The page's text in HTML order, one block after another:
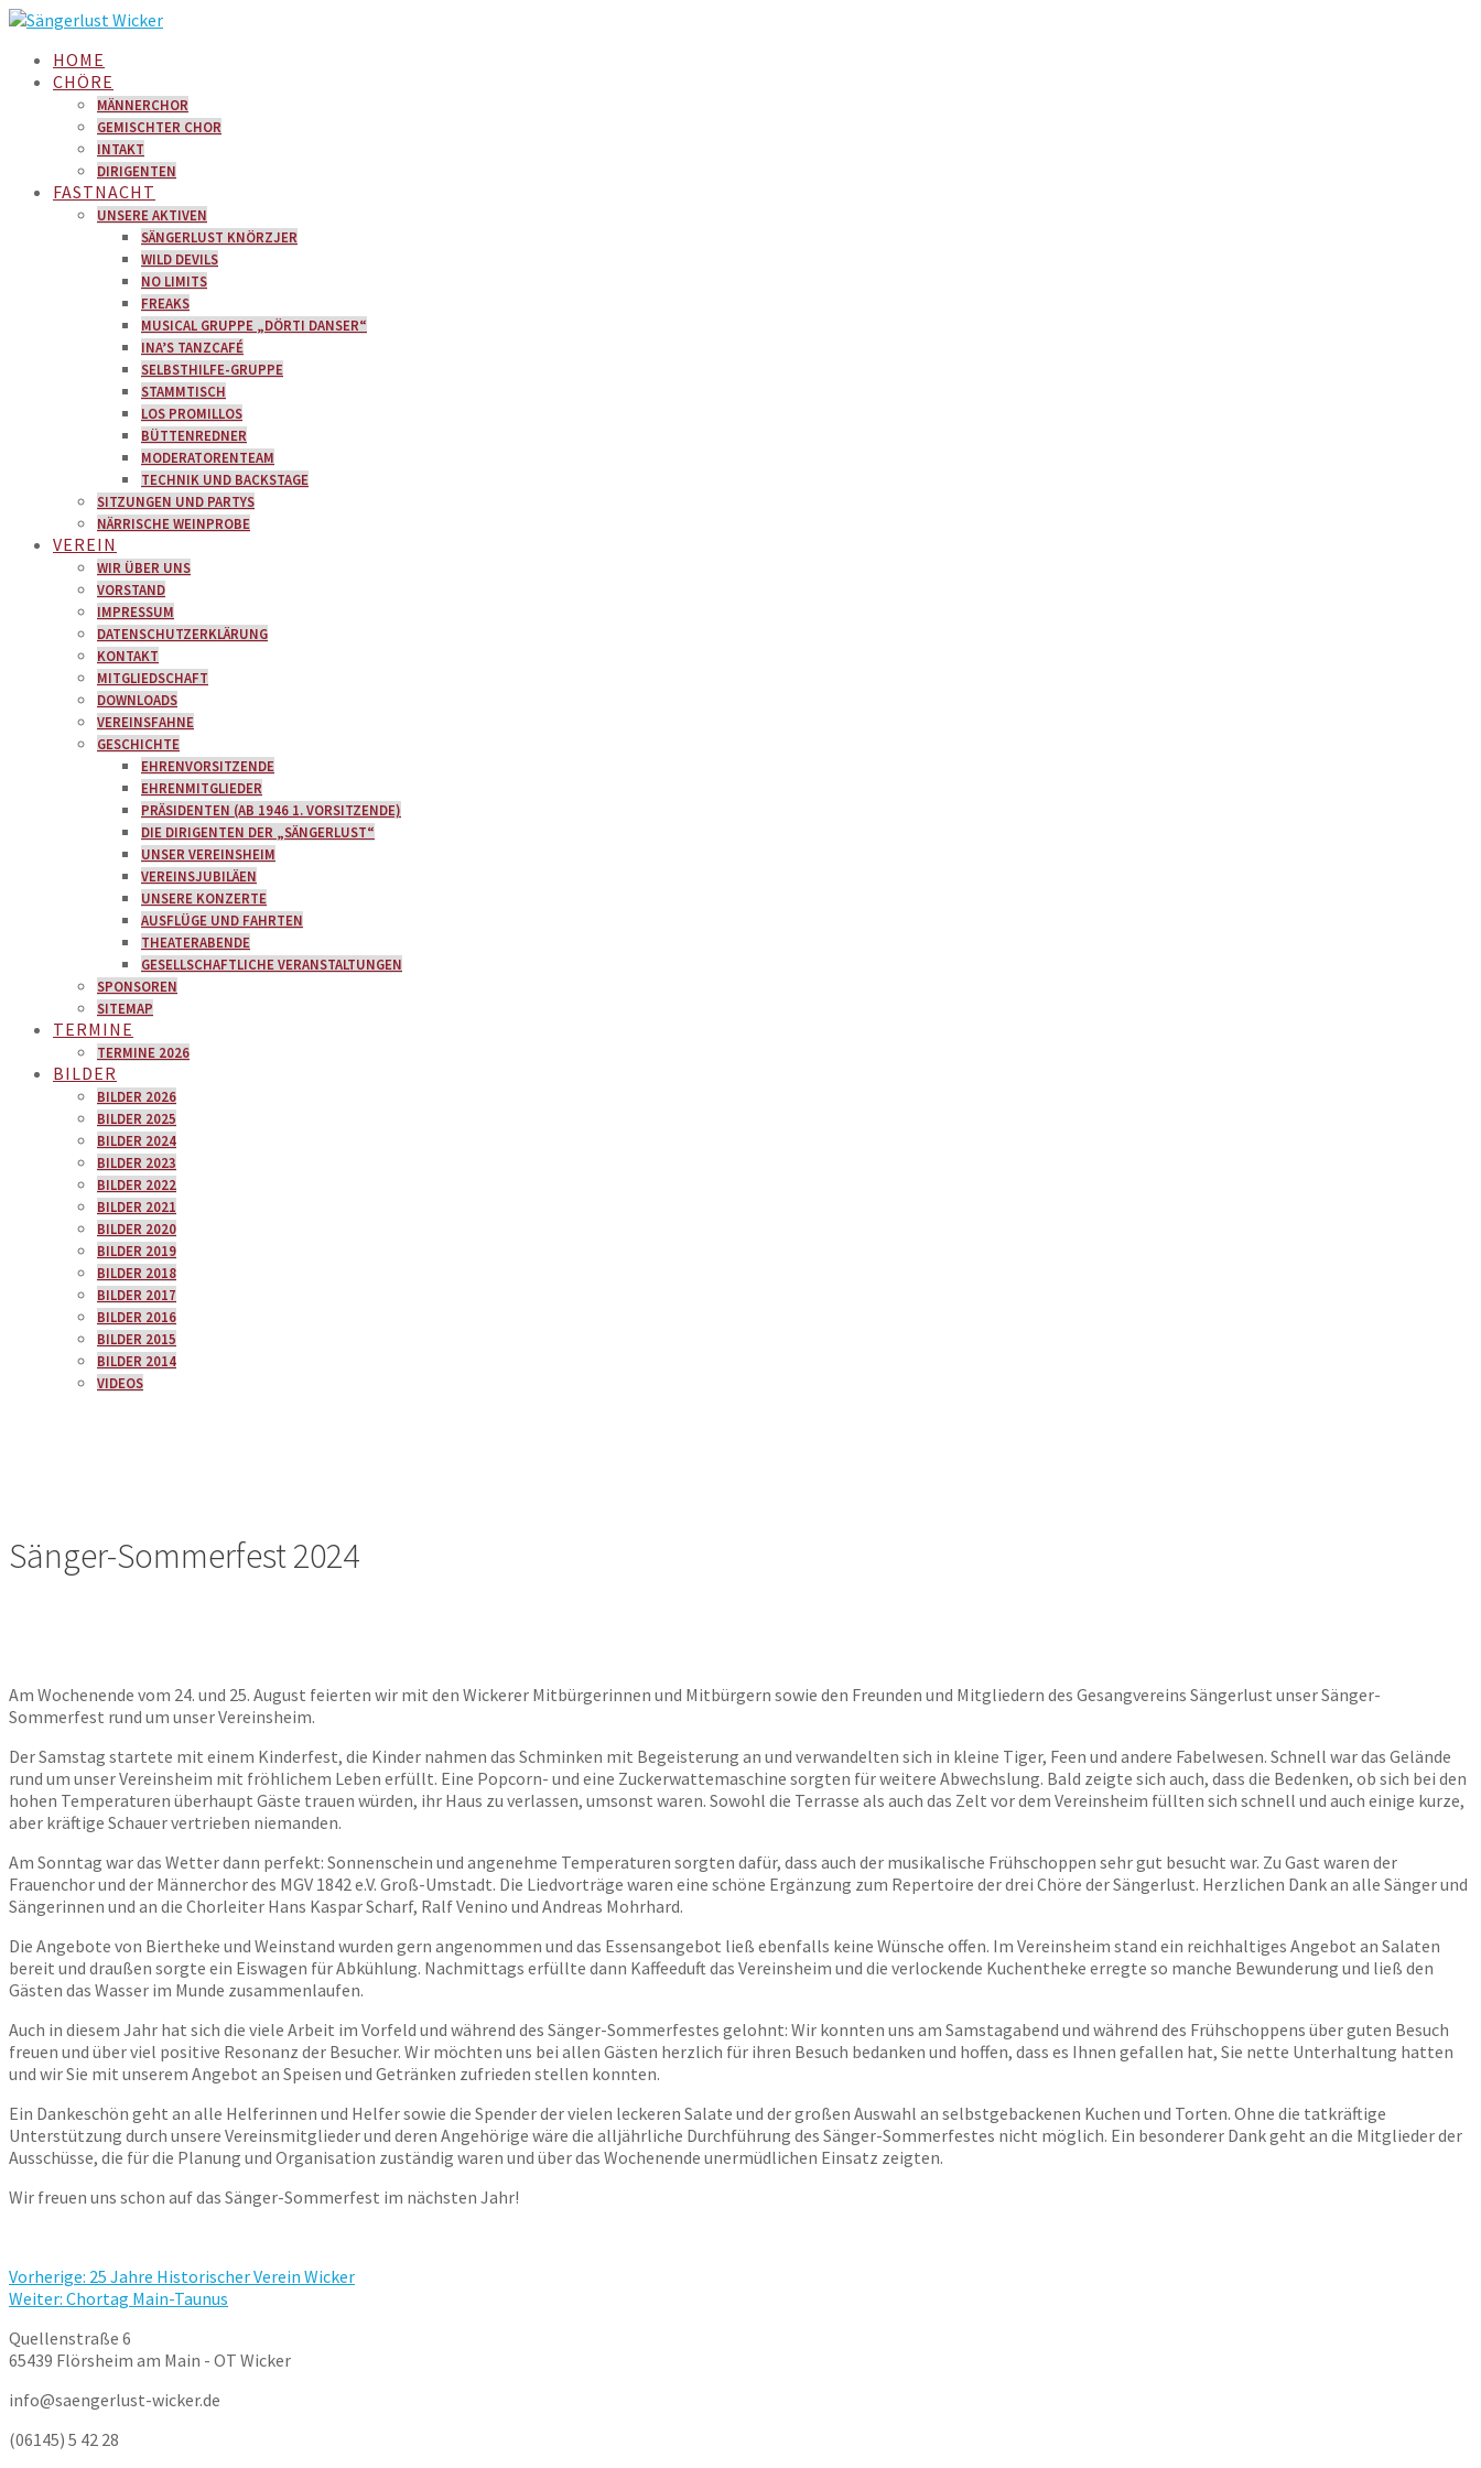
Zum
springenHOME
CHÖRE
MÄNNERCHOR
GEMISCHTER CHOR
INTAKT
DIRIGENTEN
FASTNACHT
UNSERE AKTIVEN
SÄNGERLUST KNÖRZJER
WILD DEVILS
NO LIMITS
FREAKS
MUSICAL GRUPPE „DÖRTI DANSER“
INA’S TANZCAFÉ
SELBSTHILFE-GRUPPE
STAMMTISCH
LOS PROMILLOS
BÜTTENREDNER
MODERATORENTEAM
TECHNIK UND BACKSTAGE
SITZUNGEN UND PARTYS
NÄRRISCHE WEINPROBE
VEREIN
WIR ÜBER UNS
VORSTAND
IMPRESSUM
DATENSCHUTZERKLÄRUNG
KONTAKT
MITGLIEDSCHAFT
DOWNLOADS
VEREINSFAHNE
GESCHICHTE
EHRENVORSITZENDE
EHRENMITGLIEDER
PRÄSIDENTEN (AB 1946 1. VORSITZENDE)
DIE DIRIGENTEN DER „SÄNGERLUST“
UNSER VEREINSHEIM
VEREINSJUBILÄEN
UNSERE KONZERTE
AUSFLÜGE UND FAHRTEN
THEATERABENDE
GESELLSCHAFTLICHE VERANSTALTUNGEN
SPONSOREN
SITEMAP
TERMINE
TERMINE 2026
BILDER
BILDER 2026
BILDER 2025
BILDER 2024
BILDER 2023
BILDER 2022
BILDER 2021
BILDER 2020
BILDER 2019
BILDER 2018
BILDER 2017
BILDER 2016
BILDER 2015
BILDER 2014
VIDEOS
Sänger-Sommerfest 2024
Am Wochenende vom 24. und 25. August feierten wir mit den Wickerer Mitbürgerinnen und Mitbürgern sowie den Freunden und Mitgliedern des Gesangvereins Sängerlust unser Sänger-
Sommerfest rund um unser Vereinsheim.
Der Samstag startete mit einem Kinderfest, die Kinder nahmen das Schminken mit Begeisterung an und verwandelten sich in kleine Tiger, Feen und andere Fabelwesen. Schnell war das Gelände
rund um unser Vereinsheim mit fröhlichem Leben erfüllt. Eine Popcorn- und eine Zuckerwattemaschine sorgten für weitere Abwechslung. Bald zeigte sich auch, dass die Bedenken, ob sich bei den
hohen Temperaturen überhaupt Gäste trauen würden, ihr Haus zu verlassen, umsonst waren. Sowohl die Terrasse als auch das Zelt vor dem Vereinsheim füllten sich schnell und auch einige kurze,
aber kräftige Schauer vertrieben niemanden.
Am Sonntag war das Wetter dann perfekt: Sonnenschein und angenehme Temperaturen sorgten dafür, dass auch der musikalische Frühschoppen sehr gut besucht war. Zu Gast waren der
Frauenchor und der Männerchor des MGV 1842 e.V. Groß-Umstadt. Die Liedvorträge waren eine schöne Ergänzung zum Repertoire der drei Chöre der Sängerlust. Herzlichen Dank an alle Sänger und
Sängerinnen und an die Chorleiter Hans Kaspar Scharf, Ralf Venino und Andreas Mohrhard.
Die Angebote von Biertheke und Weinstand wurden gern angenommen und das Essensangebot ließ ebenfalls keine Wünsche offen. Im Vereinsheim stand ein reichhaltiges Angebot an Salaten
bereit und draußen sorgte ein Eiswagen für Abkühlung. Nachmittags erfüllte dann Kaffeeduft das Vereinsheim und die verlockende Kuchentheke erregte so manche Bewunderung und ließ den
Gästen das Wasser im Munde zusammenlaufen.
Auch in diesem Jahr hat sich die viele Arbeit im Vorfeld und während des Sänger-Sommerfestes gelohnt: Wir konnten uns am Samstagabend und während des Frühschoppens über guten Besuch
freuen und über viel positive Resonanz der Besucher. Wir möchten uns bei allen Gästen herzlich für ihren Besuch bedanken und hoffen, dass es Ihnen gefallen hat, Sie nette Unterhaltung hatten
und wir Sie mit unserem Angebot an Speisen und Getränken zufrieden stellen konnten.
Ein Dankeschön geht an alle Helferinnen und Helfer sowie die Spender der vielen leckeren Salate und der großen Auswahl an selbstgebackenen Kuchen und Torten. Ohne die tatkräftige
Unterstützung durch unsere Vereinsmitglieder und deren Angehörige wäre die alljährliche Durchführung des Sänger-Sommerfestes nicht möglich. Ein besonderer Dank geht an die Mitglieder der
Ausschüsse, die für die Planung und Organisation zuständig waren und über das Wochenende unermüdlichen Einsatz zeigten.
Wir freuen uns schon auf das Sänger-Sommerfest im nächsten Jahr!
Beitragsnavigation
Vorherige: Vorheriger
Beitrag:
25 Jahre Historischer Verein Wicker
Weiter: Nächster
Chortag Main-Taunus
Quellenstraße 6
65439 Flörsheim am Main - OT Wicker
info@saengerlust-wicker.de
(06145) 5 42 28